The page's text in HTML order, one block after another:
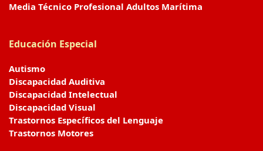
Media Técnico Profesional Adultos Marítima
Educación Especial
Autismo
Discapacidad Auditiva
Discapacidad Intelectual
Discapacidad Visual
Trastornos Específicos del Lenguaje
Trastornos Motores